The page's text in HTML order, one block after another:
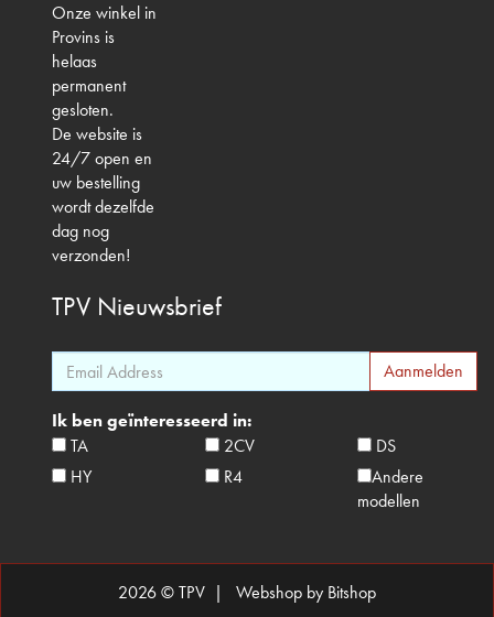
Onze winkel in
Provins is
helaas
permanent
gesloten.
De website is
24/7 open en
uw bestelling
wordt dezelfde
dag nog
verzonden!
TPV Nieuwsbrief
Ik ben geïnteresseerd in:
TA
2CV
DS
HY
R4
Andere
modellen
2026 © TPV | Webshop by Bitshop